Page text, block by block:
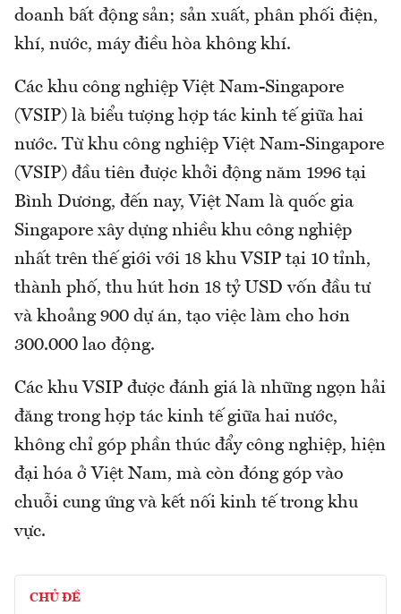
doanh bất động sản; sản xuất, phân phối điện,
khí, nước, máy điều hòa không khí.
Các khu công nghiệp Việt Nam-Singapore
(VSIP) là biểu tượng hợp tác kinh tế giữa hai
nước. Từ khu công nghiệp Việt Nam-Singapore
(VSIP) đầu tiên được khởi động năm 1996 tại
Bình Dương, đến nay, Việt Nam là quốc gia
Singapore xây dựng nhiều khu công nghiệp
nhất trên thế giới với 18 khu VSIP tại 10 tỉnh,
thành phố, thu hút hơn 18 tỷ USD vốn đầu tư
và khoảng 900 dự án, tạo việc làm cho hơn
300.000 lao động.
Các khu VSIP được đánh giá là những ngọn hải
đăng trong hợp tác kinh tế giữa hai nước,
không chỉ góp phần thúc đẩy công nghiệp, hiện
đại hóa ở Việt Nam, mà còn đóng góp vào
chuỗi cung ứng và kết nối kinh tế trong khu
vực.
CHỦ ĐỀ